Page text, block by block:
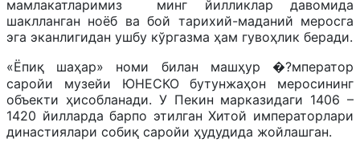
мамлакатларимиз минг йилликлар давомида
шаклланган ноёб ва бой тарихий-маданий меросга
эга эканлигидан ушбу кўргазма ҳам гувоҳлик беради.
«Ёпиқ шаҳар» номи билан машҳур �?мператор
саройи музейи ЮНЕСКО бутунжаҳон меросининг
объекти ҳисобланади. У Пекин марказидаги 1406 –
1420 йилларда барпо этилган Хитой императорлари
династиялари собиқ саройи ҳудудида жойлашган.